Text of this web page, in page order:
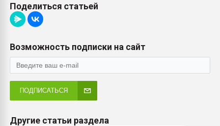
Поделиться статьей
Возможность подписки на сайт
ПОДПИСАТЬСЯ
Другие статьи раздела